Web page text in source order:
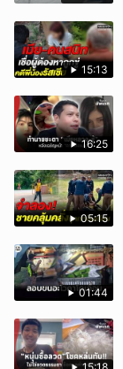
15:13
16:25
05:15
01:44